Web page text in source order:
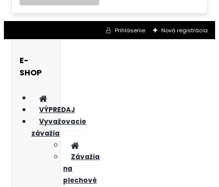
Prihlásenie Nová registrácia
E-
SHOP
VÝPREDAJ
Vyvažovacie
závažia
Závažia
na
plechové